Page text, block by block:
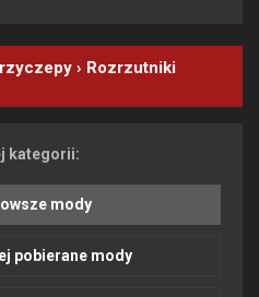
› Rozrzutniki
kategorii:
mody
pobierane mody